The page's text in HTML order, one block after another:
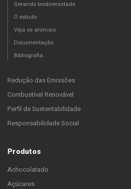
Gerando biodiversidade
O estudo
Veja os animais
Documentação
Bibliografia
Redução das Emissões
Combustível Renovável
Perfil de Sustentabilidade
Responsabilidade Social
Produtos
Achocolatado
Açúcares